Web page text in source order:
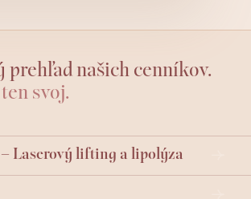
prehľad našich cenníkov.
svoj.
Laserový lifting a lipolýza